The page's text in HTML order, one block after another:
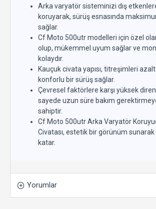
Arka varyatör sisteminizi dış
koruyarak, sürüş esnasında
sağlar.
Cf Moto 500utr modelleri için özel
olup, mükemmel uyum sağlar ve
kolaydır.
Kauçuk civata yapısı, titreşimleri
konforlu bir sürüş sağlar.
Çevresel faktörlere karşı yüksek
sayede uzun süre bakım
sahiptir.
Cf Moto 500utr Arka Varyatör
Civatası, estetik bir görünüm sunarak
katar.
Yorumlar